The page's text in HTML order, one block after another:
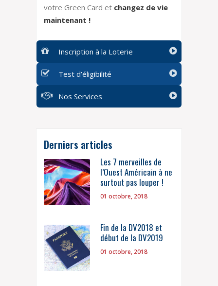
votre Green Card et changez de vie
maintenant !
Inscription à la Loterie
Test d’éligibilité
Nos Services
Derniers articles
Les 7 merveilles de
l’Ouest Américain à ne
surtout pas louper !
01 octobre, 2018
Fin de la DV2018 et
début de la DV2019
01 octobre, 2018